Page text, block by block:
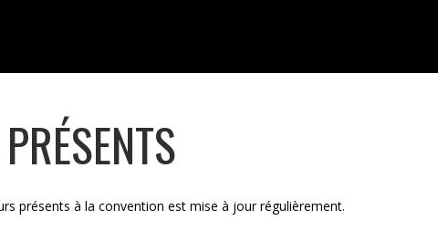
présents à la convention est mise à jour régulièrement.